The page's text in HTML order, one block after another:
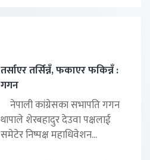
तर्साएर तर्सिन्नँ, फकाएर फकिन्नँ :
गगन
नेपाली कांग्रेसका सभापति गगन
थापाले शेरबहादुर देउवा पक्षलाई
समेटेर निष्पक्ष महाधिवेशन...